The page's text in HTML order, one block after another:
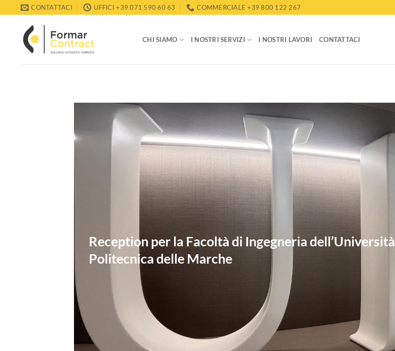
ai
contenuti
CONTATTACI UFFICI +39 071 590 60 63 COMMERCIALE +39 800 122 267
CHI SIAMO I NOSTRI SERVIZI I NOSTRI LAVORI CONTATTACI
Reception per la Facoltà di Ingegneria dell’Università
Politecnica delle Marche